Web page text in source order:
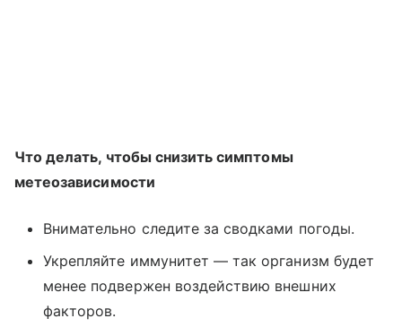
Что делать, чтобы снизить симптомы
метеозависимости
Внимательно следите за сводками погоды.
Укрепляйте иммунитет — так организм будет
менее подвержен воздействию внешних
факторов.